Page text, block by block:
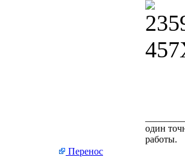
один
работы.
Перенос